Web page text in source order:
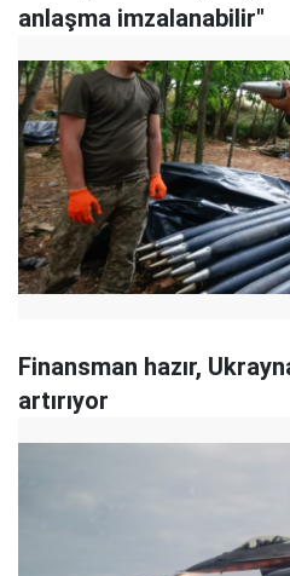
anlaşma imzalanabilir"
Finansman hazır,
artırıyor